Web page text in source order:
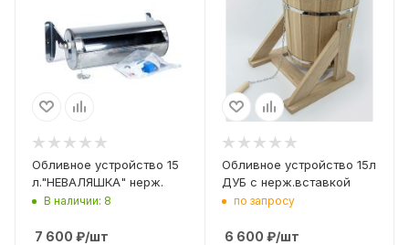
Вес, кг
3 кг
Материал
Нержавеющая
сталь
Обливное устройство 15
л."НЕВАЛЯШКА" нерж.
В наличии: 8
7 600 ₽/шт
Дуб + вставка из
нержавейки
Обливное устройство 15л
ДУБ с нерж.вставкой
по запросу
6 600 ₽/шт